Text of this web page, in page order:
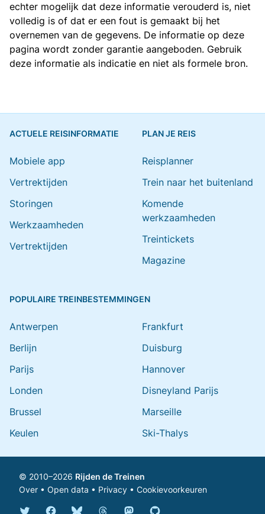
echter mogelijk dat deze informatie verouderd is, niet
volledig is of dat er een fout is gemaakt bij het
overnemen van de gegevens. De informatie op deze
pagina wordt zonder garantie aangeboden. Gebruik
deze informatie als indicatie en niet als formele bron.
ACTUELE REISINFORMATIE
Mobiele app
Vertrektijden
Storingen
Werkzaamheden
Vertrektijden
PLAN JE REIS
Reisplanner
Trein naar het buitenland
Komende
werkzaamheden
Treintickets
Magazine
POPULAIRE TREINBESTEMMINGEN
Antwerpen
Berlijn
Parijs
Londen
Brussel
Keulen
Frankfurt
Duisburg
Hannover
Disneyland Parijs
Marseille
Ski-Thalys
© 2010–2026 Rijden de Treinen
Over • Open data • Privacy • Cookievoorkeuren